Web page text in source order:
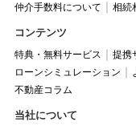
仲介手数料について
相続
コンテンツ
特典・無料サービス 提携
ローンシミュレーション
不動産コラム
当社について